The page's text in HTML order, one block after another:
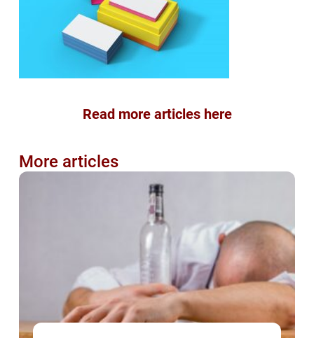
Read more articles here
More articles